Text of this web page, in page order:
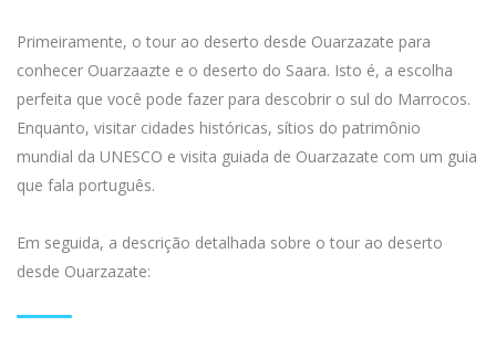
Primeiramente, o tour ao deserto desde Ouarzazate para
conhecer Ouarzaazte e o deserto do Saara. Isto é, a escolha
perfeita que você pode fazer para descobrir o sul do Marrocos.
Enquanto, visitar cidades históricas, sítios do patrimônio
mundial da UNESCO e visita guiada de Ouarzazate com um guia
que fala português.
Em seguida, a descrição detalhada sobre o tour ao deserto
desde Ouarzazate: